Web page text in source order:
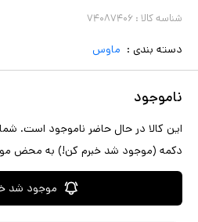
شناسه کالا : ۷۴۰۸۷۴۰۶
دسته بندی : ماوس
ناموجود
این کالا در حال حاضر ناموجود است.
دکمه (موجود شد خبرم کن!) به محض
موجود شد